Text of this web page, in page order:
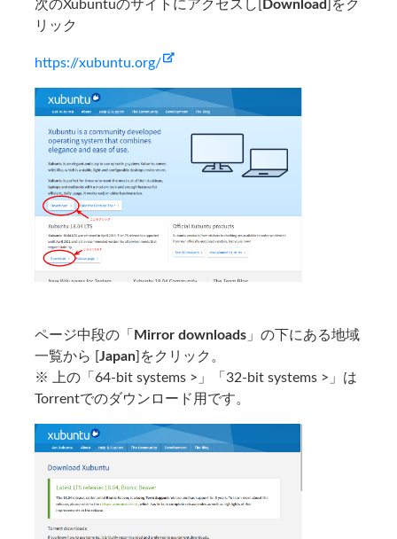
次のXubuntuのサイトにアクセスし[ Download]をク
リック
https://xubuntu.org/
ページ中段の「 Mirror downloads 」の下にある地域
一覧から [Japan]をクリック。
※ 上の「64-bit systems >」「32-bit systems >」は
Torrentでのダウンロード用です。